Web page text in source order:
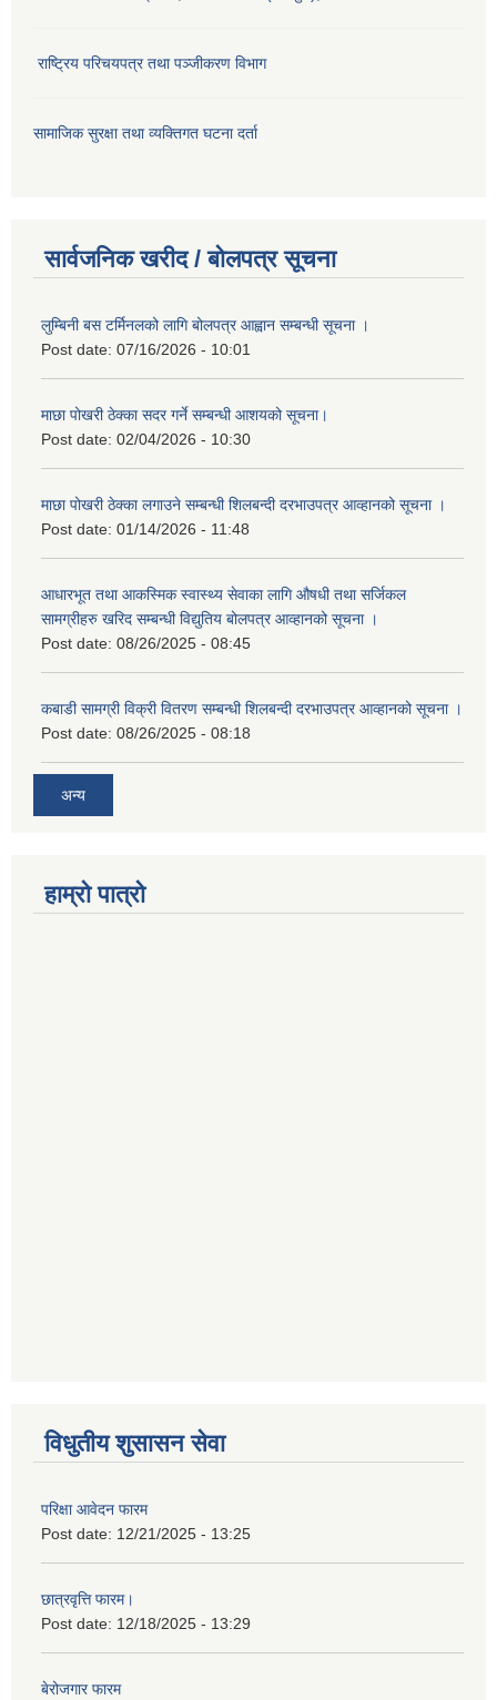
राष्ट्रिय परिचयपत्र तथा पञ्जीकरण विभाग
सामाजिक सुरक्षा तथा व्यक्तिगत घटना दर्ता
सार्वजनिक खरीद / बोलपत्र सूचना
लुम्बिनी बस टर्मिनलको लागि बोलपत्र आह्वान सम्बन्धी सूचना ।
Post date: 07/16/2026 - 10:01
माछा पोखरी ठेक्का सदर गर्ने सम्बन्धी आशयको सूचना।
Post date: 02/04/2026 - 10:30
माछा पोखरी ठेक्का लगाउने सम्बन्धी शिलबन्दी दरभाउपत्र आव्हानको सूचना ।
Post date: 01/14/2026 - 11:48
आधारभूत तथा आकस्मिक स्वास्थ्य सेवाका लागि औषधी तथा सर्जिकल
सामग्रीहरु खरिद सम्बन्धी विद्युतिय बोलपत्र आव्हानको सूचना ।
Post date: 08/26/2025 - 08:45
कबाडी सामग्री विक्री वितरण सम्बन्धी शिलबन्दी दरभाउपत्र आव्हानको सूचना ।
Post date: 08/26/2025 - 08:18
अन्य
हाम्रो पात्रो
विधुतीय शुसासन सेवा
परिक्षा आवेदन फारम
Post date: 12/21/2025 - 13:25
छात्रवृत्ति फारम।
Post date: 12/18/2025 - 13:29
बेरोजगार फारम